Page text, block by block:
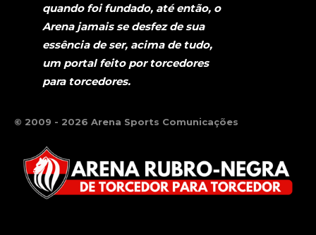
quando foi fundado, até então, o
Arena jamais se desfez de sua
essência de ser, acima de tudo,
um portal feito por torcedores
para torcedores.
© 2009 - 2026 Arena Sports Comunicações